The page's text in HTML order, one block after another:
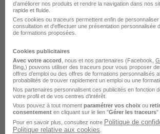
d'améliorer nos produits et rendre la navigation dans nos
rapide et fluide.
Ces cookies ou traceurs permettent enfin de
consultation et d'effectuer une présentation personnalisée
de formations proposées.
Cookies publicitaires
Avec votre accord , nous et nos partenaires (Facebook,
Bing,) pouvons utiliser des traceurs pour vous proposer
offres d’emploi ou des offres de formations personnalisés
probabilités de trouver rapidement un emploi ou une
Nos partenaires personnalisent ces publicités en fonction
votre profil et de vos centres d’intérêt.
Vous pouvez à tout moment paramétrer vos choix ou
consentement en cliquant sur le lien "Gérer les traceurs"
Pour en savoir plus, consultez notre Politique de
Politique relative aux cookies